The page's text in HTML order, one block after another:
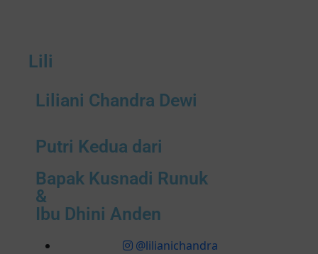
Lili
Liliani Chandra Dewi
Putri Kedua dari
Bapak Kusnadi Runuk
&
Ibu Dhini Anden
@lilianichandra